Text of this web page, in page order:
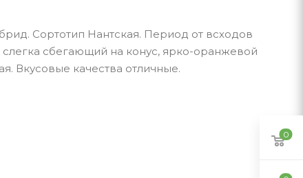
Сортотип Нантская. Период от всходов
сбегающий на конус, ярко-оранжевой
Вкусовые качества отличные.
0